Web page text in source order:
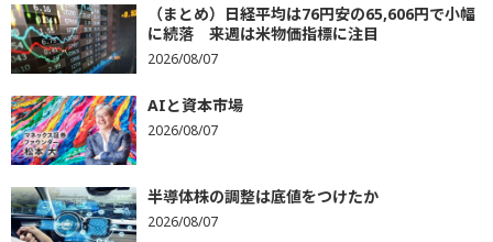
（まとめ）日経平均は76円安の65,606円で小幅
に続落 来週は米物価指標に注目
2026/08/07
AIと資本市場
2026/08/07
半導体株の調整は底値をつけたか
2026/08/07